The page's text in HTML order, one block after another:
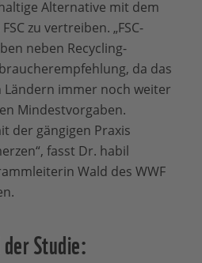
Alternative mit dem
zu vertreiben. „FSC-
neben Recycling-
da das
Ländern immer noch weiter
Mindestvorgaben.
der gängigen Praxis
fasst Dr. habil
Wald des WWF
Studie: